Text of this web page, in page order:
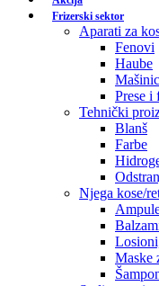
Frizerski sektor
Aparati za
Fenovi
Haube
Prese i
Tehnički
Blanš
Farbe
Njega kose/
Maske